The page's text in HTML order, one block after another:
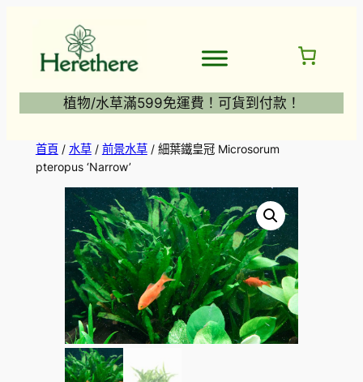
植物/水草滿599免運費！可貨到付款！
首頁/ 水草/ 前景水草/ 細葉鐵皇冠 Microsorum
pteropus ‘Narrow’